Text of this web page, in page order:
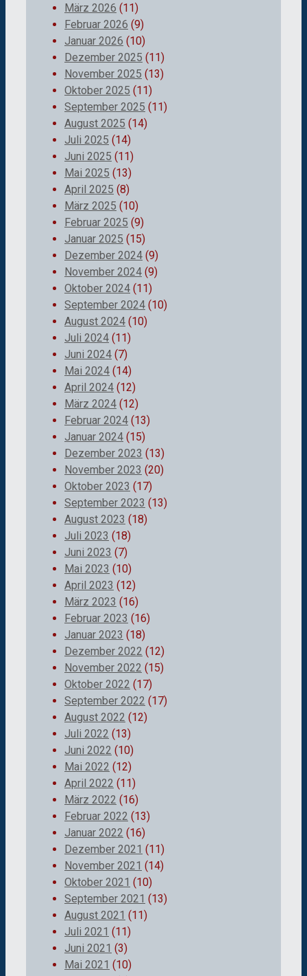
März 2026 (11)
Februar 2026 (9)
Januar 2026 (10)
Dezember 2025 (11)
November 2025 (13)
Oktober 2025 (11)
September 2025 (11)
August 2025 (14)
Juli 2025 (14)
Juni 2025 (11)
Mai 2025 (13)
April 2025 (8)
März 2025 (10)
Februar 2025 (9)
Januar 2025 (15)
Dezember 2024 (9)
November 2024 (9)
Oktober 2024 (11)
September 2024 (10)
August 2024 (10)
Juli 2024 (11)
Juni 2024 (7)
Mai 2024 (14)
April 2024 (12)
März 2024 (12)
Februar 2024 (13)
Januar 2024 (15)
Dezember 2023 (13)
November 2023 (20)
Oktober 2023 (17)
September 2023 (13)
August 2023 (18)
Juli 2023 (18)
Juni 2023 (7)
Mai 2023 (10)
April 2023 (12)
März 2023 (16)
Februar 2023 (16)
Januar 2023 (18)
Dezember 2022 (12)
November 2022 (15)
Oktober 2022 (17)
September 2022 (17)
August 2022 (12)
Juli 2022 (13)
Juni 2022 (10)
Mai 2022 (12)
April 2022 (11)
März 2022 (16)
Februar 2022 (13)
Januar 2022 (16)
Dezember 2021 (11)
November 2021 (14)
Oktober 2021 (10)
September 2021 (13)
August 2021 (11)
Juli 2021 (11)
Juni 2021 (3)
Mai 2021 (10)